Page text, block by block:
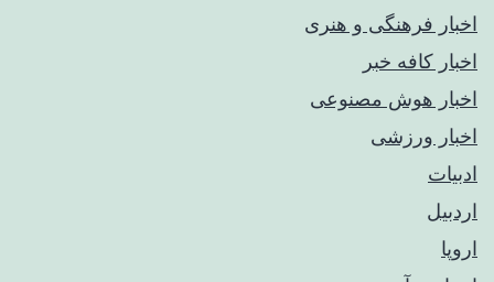
اخبار فرهنگی و هنری
اخبار کافه خبر
اخبار هوش مصنوعی
اخبار ورزشی
ادبیات
اردبیل
اروپا